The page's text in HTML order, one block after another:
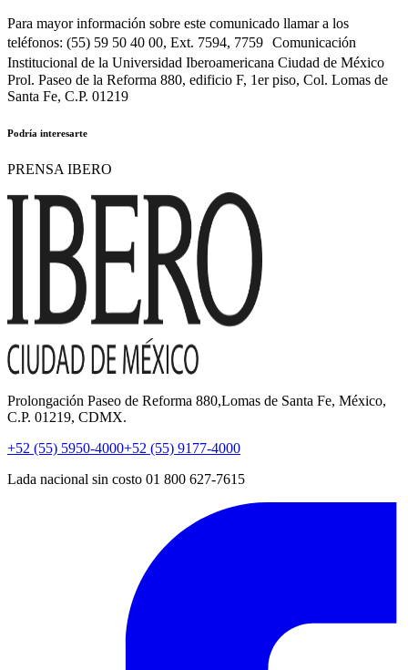
Para mayor información sobre este comunicado llamar a los
teléfonos: (55) 59 50 40 00, Ext. 7594, 7759 Comunicación
Institucional de la Universidad Iberoamericana Ciudad de México
Prol. Paseo de la Reforma 880, edificio F, 1er piso, Col. Lomas de
Santa Fe, C.P. 01219
Podría interesarte
PRENSA IBERO
Prolongación Paseo de Reforma 880,Lomas de Santa Fe, México,
C.P. 01219, CDMX.
+52 (55) 5950-4000+52 (55) 9177-4000
Lada nacional sin costo 01 800 627-7615